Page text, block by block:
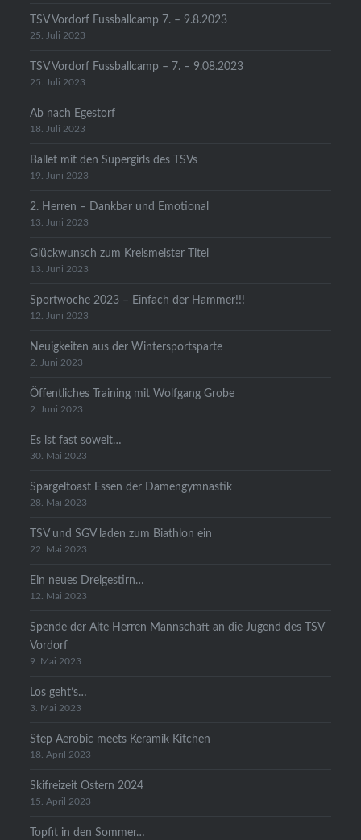
TSV Vordorf Fussballcamp 7. – 9.8.2023
25. Juli 2023
TSV Vordorf Fussballcamp – 7. – 9.08.2023
25. Juli 2023
Ab nach Egestorf
18. Juli 2023
Ballet mit den Supergirls des TSVs
19. Juni 2023
2. Herren – Dankbar und Emotional
13. Juni 2023
Glückwunsch zum Kreismeister Titel
13. Juni 2023
Sportwoche 2023 – Einfach der Hammer!!!
12. Juni 2023
Neuigkeiten aus der Wintersportsparte
2. Juni 2023
Öffentliches Training mit Wolfgang Grobe
2. Juni 2023
Es ist fast soweit…
30. Mai 2023
Spargeltoast Essen der Damengymnastik
28. Mai 2023
TSV und SGV laden zum Biathlon ein
22. Mai 2023
Ein neues Dreigestirn…
12. Mai 2023
Spende der Alte Herren Mannschaft an die Jugend des TSV
Vordorf
9. Mai 2023
Los geht’s…
3. Mai 2023
Step Aerobic meets Keramik Kitchen
18. April 2023
Skifreizeit Ostern 2024
15. April 2023
Topfit in den Sommer…